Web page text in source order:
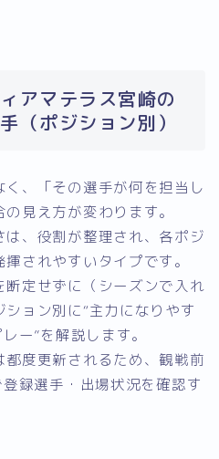
アマテラス宮崎の
（ポジション別）
く、「その選手が何を担当し
見え方が変わります。
、役割が整理され、各ポジ
されやすいタイプです。
定せずに（シーズンで入れ
ョン別に“主力になりやす
ー”を解説します。
度更新されるため、観戦前
録選手・出場状況を確認す